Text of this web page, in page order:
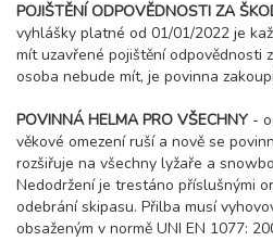
POJIŠTĚNÍ ODPOVĚDNOSTI ZA
vyhlášky platné od 01/01/2022 je
mít uzavřené pojištění odpovědnosti
osoba nebude mít, je povinna
POVINNÁ HELMA PRO VŠECHNY -
věkové omezení ruší a nově se
rozšiřuje na všechny lyžaře a
Nedodržení je trestáno příslušnými
odebrání skipasu. Přilba musí
obsaženým v normě UNI EN 1077: